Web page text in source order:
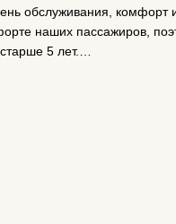
обслуживания, комфорт
наших пассажиров,
5 лет.…